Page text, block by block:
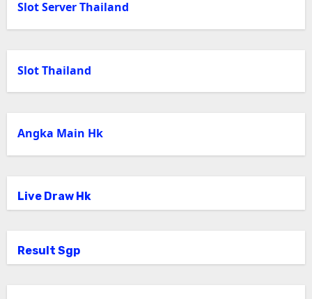
Slot Server Thailand
Slot Thailand
Angka Main Hk
Live Draw Hk
Result Sgp